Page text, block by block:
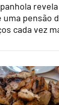
pensão
cada vez